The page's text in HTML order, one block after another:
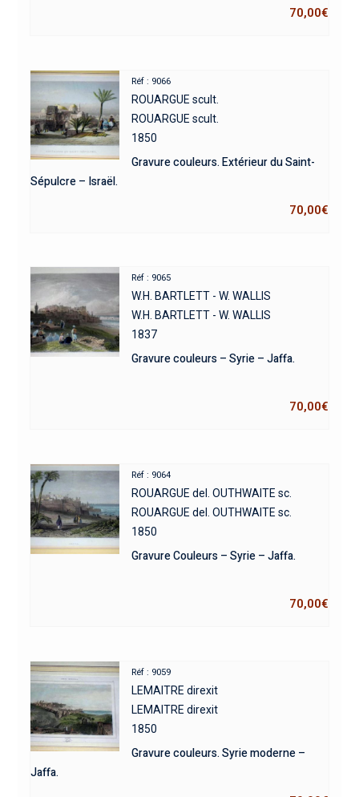
70,00€
Réf : 9066
ROUARGUE scult.
ROUARGUE scult.
1850
Gravure couleurs. Extérieur du Saint-
Sépulcre – Israël.
70,00€
Réf : 9065
W.H. BARTLETT - W. WALLIS
W.H. BARTLETT - W. WALLIS
1837
Gravure couleurs – Syrie – Jaffa.
70,00€
Réf : 9064
ROUARGUE del. OUTHWAITE sc.
ROUARGUE del. OUTHWAITE sc.
1850
Gravure Couleurs – Syrie – Jaffa.
70,00€
Réf : 9059
LEMAITRE direxit
LEMAITRE direxit
1850
Gravure couleurs. Syrie moderne –
Jaffa.